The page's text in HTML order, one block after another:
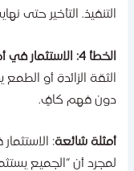
التأخير حتى نهاية
الاستثمار في أصول لا يفهمونها جيدًا
الزائدة أو الطمع
فهم كافٍ.
شائعة: الاستثمار
أن “الجميع يستثمر